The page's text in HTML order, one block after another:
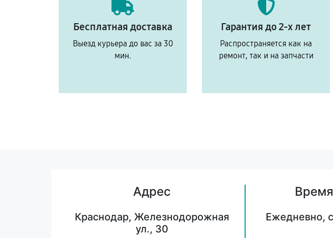
Бесплатная доставка
Выезд курьера до вас за 30
мин.
Гарантия до 2-х лет
Распространяется как на
ремонт, так и на запчасти
Адрес
Краснодар, Железнодорожная
ул., 30
Ежедневно,